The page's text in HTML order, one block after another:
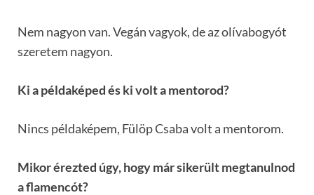
Nem nagyon van. Vegán vagyok, de az olívabogyót
szeretem nagyon.
Ki a példaképed és ki volt a mentorod?
Nincs példaképem, Fülöp Csaba volt a mentorom.
Mikor érezted úgy, hogy már sikerült megtanulnod
a flamencót?